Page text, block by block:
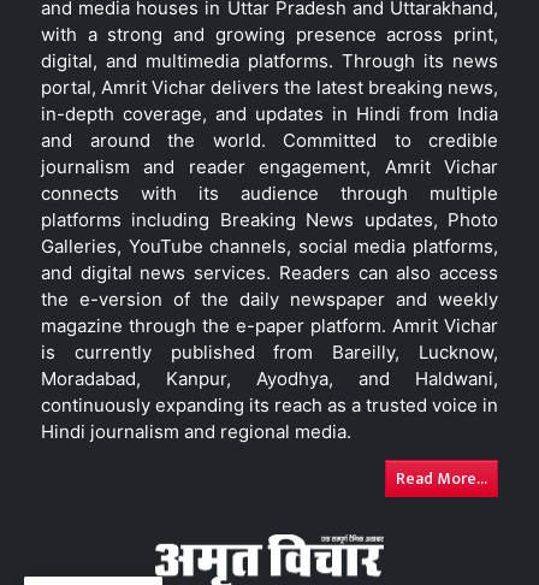
and media houses in Uttar Pradesh and Uttarakhand,
with a strong and growing presence across print,
digital, and multimedia platforms. Through its news
portal, Amrit Vichar delivers the latest breaking news,
in-depth coverage, and updates in Hindi from India
and around the world. Committed to credible
journalism and reader engagement, Amrit Vichar
connects with its audience through multiple
platforms including Breaking News updates, Photo
Galleries, YouTube channels, social media platforms,
and digital news services. Readers can also access
the e-version of the daily newspaper and weekly
magazine through the e-paper platform. Amrit Vichar
is currently published from Bareilly, Lucknow,
Moradabad, Kanpur, Ayodhya, and Haldwani,
continuously expanding its reach as a trusted voice in
Hindi journalism and regional media.
Read More...